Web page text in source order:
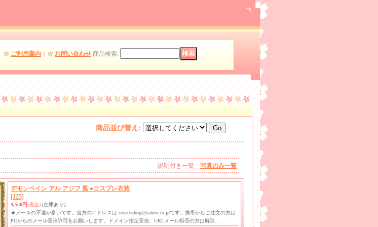
ご利用案内 お問い合わせ 商品検索:
商品並び替え :
説明付き一覧 写真のみ一覧
デモンベイン アル アジフ 風 ●コスプレ衣装
[125]
9,500円(税込) [在庫あり]
★メールの不達が多いです。当方のアドレスは coscosshop@yahoo.co.jpです。携帯からご注文の方は
PCからのメール受信許可をお願いします。ドメイン指定受信、URLメール拒否の方は解除、…